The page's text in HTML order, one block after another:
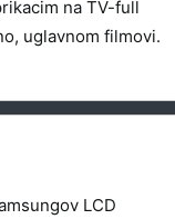
na TV-full
uglavnom filmovi.
LCD